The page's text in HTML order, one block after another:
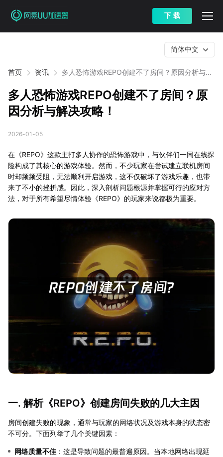
下 载
首页 资讯
多人恐怖游戏REPO创建不了房间？原因分析与解
简体中文
多人恐怖游戏REPO创建不了房间？原
因分析与解决攻略！
2026-01-05
在《REPO》这款主打多人协作的恐怖游戏中，与伙伴们一同在线探
险构成了其核心的游戏体验。然而，不少玩家在尝试建立联机房间
时却频频受阻，无法顺利开启游戏，这不仅破坏了游戏乐趣，也带
来了不小的挫折感。因此，深入剖析问题根源并掌握可行的应对方
法，对于所有希望尽情体验《REPO》的玩家来说都极为重要。
一. 解析《REPO》创建房间失败的几大主因
房间创建失败的现象，通常与玩家的网络状况及游戏本身的状态密
不可分。下面列举了几个关键因素：
网络质量不佳 ：这是导致问题的最普遍原因。当本地网络出现延